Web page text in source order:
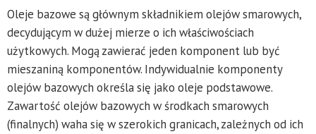
Oleje bazowe są głównym składnikiem olejów smarowych,
decydującym w dużej mierze o ich właściwościach
użytkowych. Mogą zawierać jeden komponent lub być
mieszaniną komponentów. Indywidualnie komponenty
olejów bazowych określa się jako oleje podstawowe.
Zawartość olejów bazowych w środkach smarowych
(finalnych) waha się w szerokich granicach, zależnych od ich